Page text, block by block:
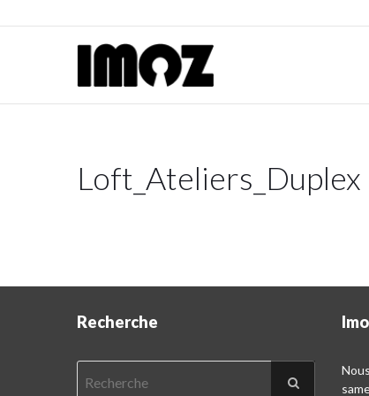
Loft_Ateliers_Duplex
Recherche